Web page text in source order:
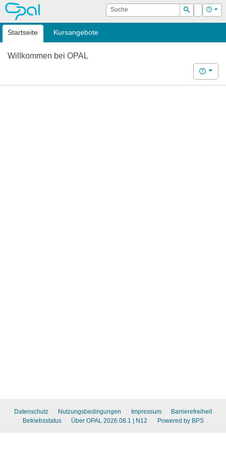
OPAL Suche
Suchen
Login Hilfe
Startseite Kursangebote
Willkommen bei OPAL
Hilfe
Datenschutz Nutzungsbedingungen Impressum
Barrierefreiheit
Betriebsstatus
Über OPAL 2026.08.1 | N12 Powered by BPS